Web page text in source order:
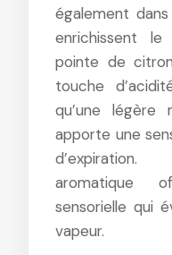
également
enrichissent
pointe de
touche
qu’une
apporte une
aromatique
sensorielle qui
vapeur.